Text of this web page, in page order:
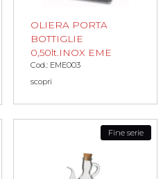
OLIERA PORTA
BOTTIGLIE
0,50lt.INOX EME
Cod.: EME003
scopri
Fine serie